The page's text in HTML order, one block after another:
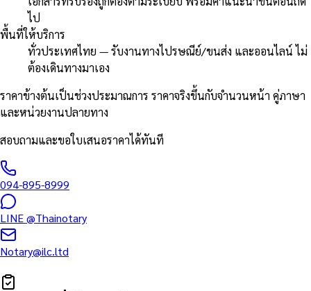
ไป
พื้นที่ให้บริการ
ทั่วประเทศไทย — รับงานทางไปรษณีย์/ขนส่ง และออนไลน์ ไม่
ต้องเดินทางมาเอง
ราคาข้างต้นเป็นช่วงประมาณการ ราคาจริงขึ้นกับจำนวนหน้า คู่ภาษา
และหน่วยงานปลายทาง
สอบถามและขอใบเสนอราคาได้ทันที
094-895-8999
LINE@Thainotary
Notary@ilc.ltd